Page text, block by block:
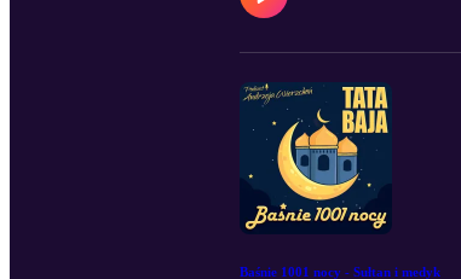
Baśnie 1001 nocy - Sułtan i medyk